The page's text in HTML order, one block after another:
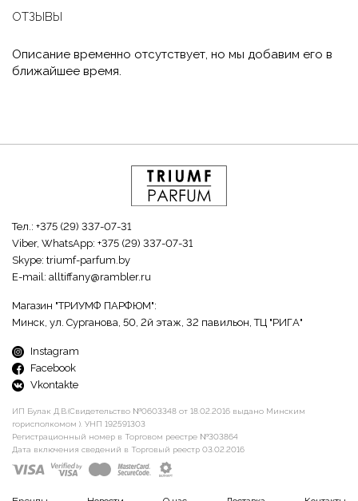
ОТЗЫВЫ
Описание временно отсутствует, но мы добавим его в
ближайшее время.
Тел.: +375 (29) 337-07-31
Viber, WhatsApp: +375 (29) 337-07-31
Skype: triumf-parfum.by
E-mail: alltiffany@rambler.ru
Магазин "ТРИУМФ ПАРФЮМ":
Минск, ул. Сурганова, 50, 2й этаж, 32 павильон, ТЦ "РИГА"
Instagram
Facebook
Vkontakte
ИП Булак Д.В.(Свидетельство №0603348 от 18.02.2016 выдано Минским
горисполкомом ). УНП 192591303
Регистрационный номер в Торговом реестре №303864
Дата включения сведений в Торговый реестр 03.02.2016